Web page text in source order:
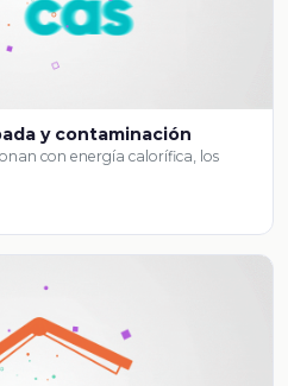
y contaminación
con energía calorífica, los